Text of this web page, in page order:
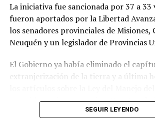
que Viene, que busca la reelección del
Passalacqua en 2027.
Volver a los 17
El nuevo bloque, bautizado Por lo que
espacio;Arabela Soler,Rudi Bundziak
Soboczinski,Hugo Benítez,Carmen
La iniciativa fue sancionada por 37 a 33
fueron aportados por la Libertad
los senadores provinciales de Misiones,
Neuquén y un legislador de Provincias
El Gobierno ya había eliminado el
extranjerización de la tierra y a última
respaldo se obtuvo con los21 votos de
9 de la UCR,3 del PRO, los
SEGUIR LEYENDO